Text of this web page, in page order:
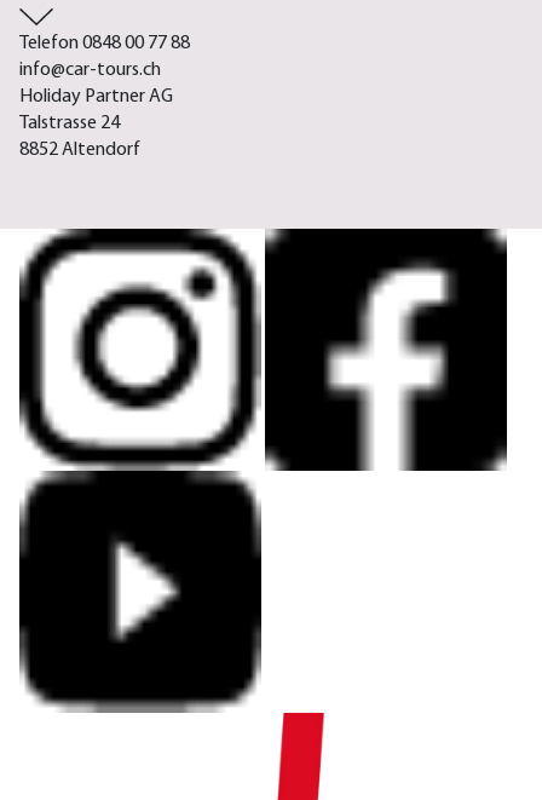
Telefon 0848 00 77 88
info@car-tours.ch
Holiday Partner AG
Talstrasse 24
8852 Altendorf